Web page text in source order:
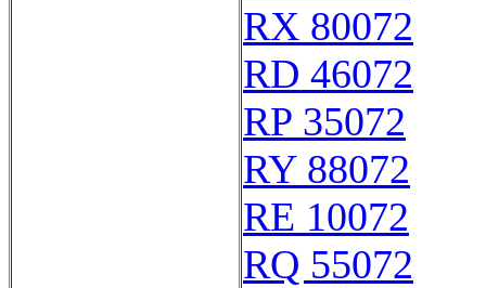
RX 80072
RD 46072
RP 35072
RY 88072
RE 10072
RQ 55072